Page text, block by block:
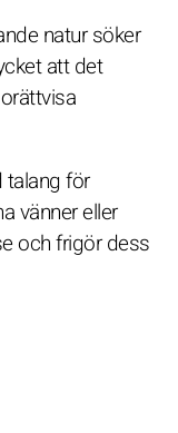
natur söker
att det
talang för
vänner eller
och frigör dess